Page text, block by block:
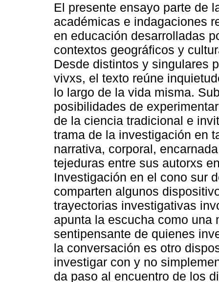
El presente ensayo parte de
académicas e indagaciones
en educación desarrolladas
contextos geográficos y
Desde distintos y singulares
vivxs, el texto reúne
lo largo de la vida misma.
posibilidades de
de la ciencia tradicional e
trama de la investigación en
narrativa, corporal,
tejeduras entre sus autorxs
Investigación en el cono sur
comparten algunos
trayectorias investigativas
apunta la escucha como una
sentipensante de quienes
la conversación es otro
investigar con y no
da paso al encuentro de los